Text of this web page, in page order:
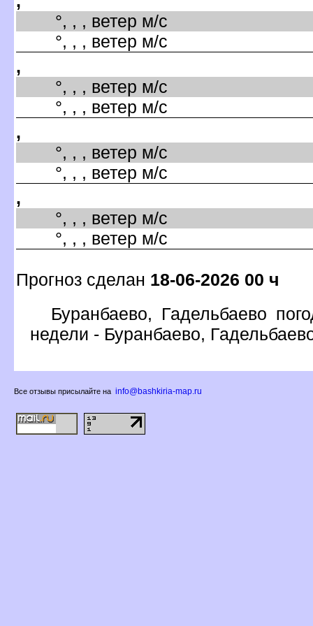
°, , , ветер м/с
°, , , ветер м/с
,
°, , , ветер м/с
°, , , ветер м/с
,
°, , , ветер м/с
°, , , ветер м/с
,
°, , , ветер м/с
°, , , ветер м/с
Прогноз сделан 18-06-2026 00 ч
Буранбаево, Гадельбаево
недели - Буранбаево,
се отзывы присылайте на info@bashkiria-map.ru